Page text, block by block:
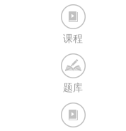
课程
题库